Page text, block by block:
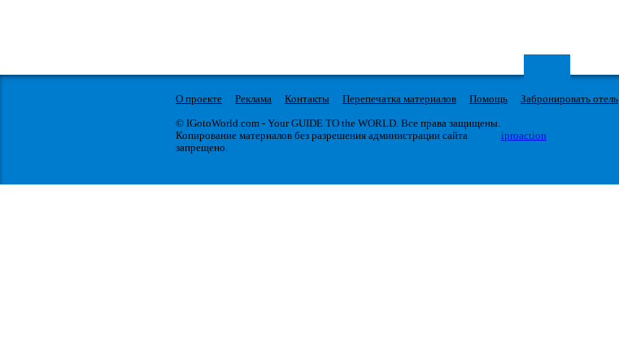
О проекте Реклама Контакты Перепечатка материалов Помощь
Забронировать отель
© IGotoWorld.com - Your GUIDE TO the WORLD. Все права защищены.
Копирование материалов без разрешения администрации сайта
запрещено.
iproaction